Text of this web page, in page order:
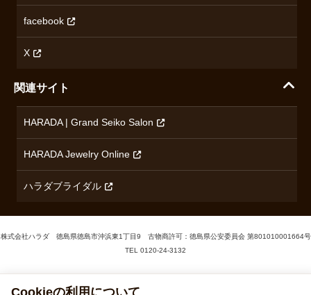
ロンジン
チューダー
ブランド一覧を見る
無断転載・商用利用について
コンテンツ制作ポリシーおよび生成AIの利用指針
facebook
X
関連サイト
HARADA | Grand Seiko Salon
HARADA Jewelry Online
ハラダブライダル
株式会社ハラダ 徳島県徳島市沖浜東1丁目9 古物商許可：徳島県公安委員会 第801010001664号
TEL 0120-24-3132
当サイトでは、サービス向上のためCookieを使用しています。詳しく